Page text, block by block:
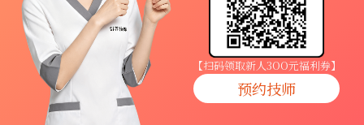
养生按摩
技师入驻
商家入驻
【扫码领取新人3OO元福利券】
预约技师